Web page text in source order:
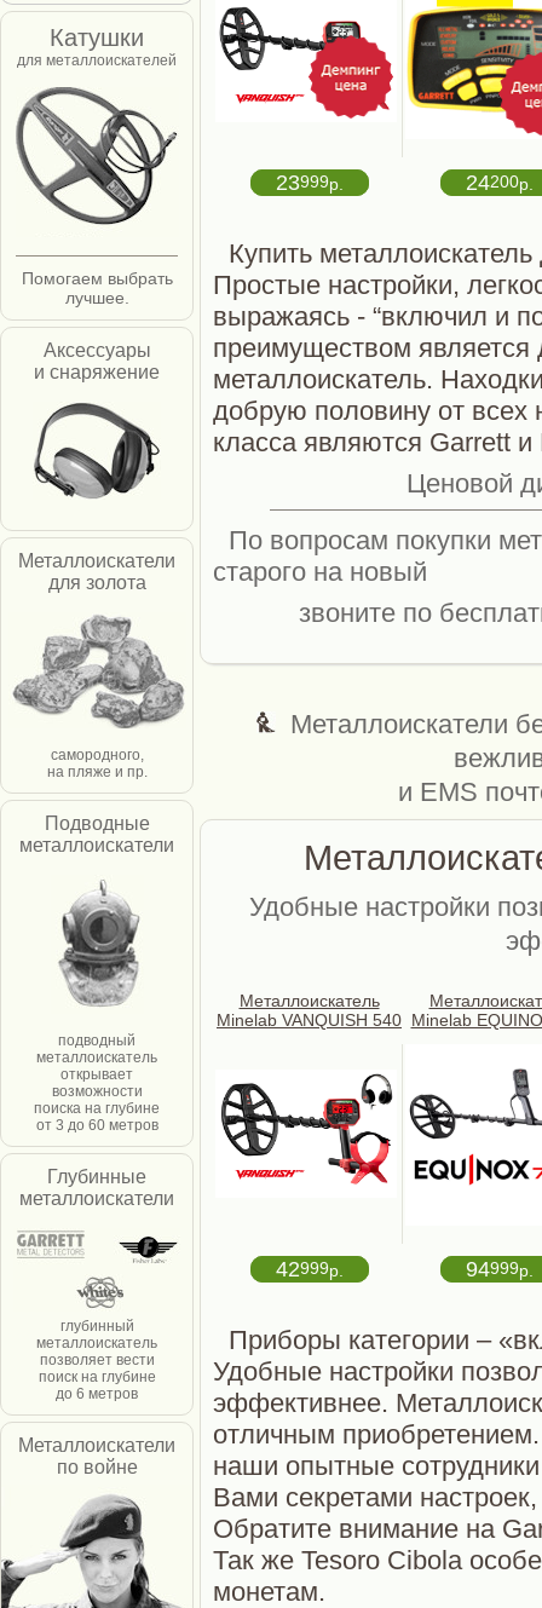
Катушки
для металлоискателей
Помогаем выбрать
лучшее.
Аксессуары
и снаряжение
Металлоискатели
для золота
самородного,
на пляже и пр.
Подводные
металлоискатели
подводный
металлоискатель
открывает
возможности
поиска на глубине
от 3 до 60 метров
Глубинные
металлоискатели
глубинный
металлоискатель
позволяет вести
поиск на глубине
до 6 метров
Металлоискатели
по войне
23999р. 24200р.
Купить
Простые настройки,
выражаясь - “включил и
преимуществом является
металлоискатель.
добрую половину от всех
класса являются Garrett и
Ценовой
По вопросам покупки
старого на новый
звоните по
Металлоискатели
и EMS
Удобные настройки
Металлоискатель
Minelab VANQUISH 540 Minelab
42999р. 94999р.
Приборы категории –
Удобные настройки
эффективнее.
отличным
наши опытные
Вами секретами
Обратите внимание на
Так же Tesoro Cibola
монетам.